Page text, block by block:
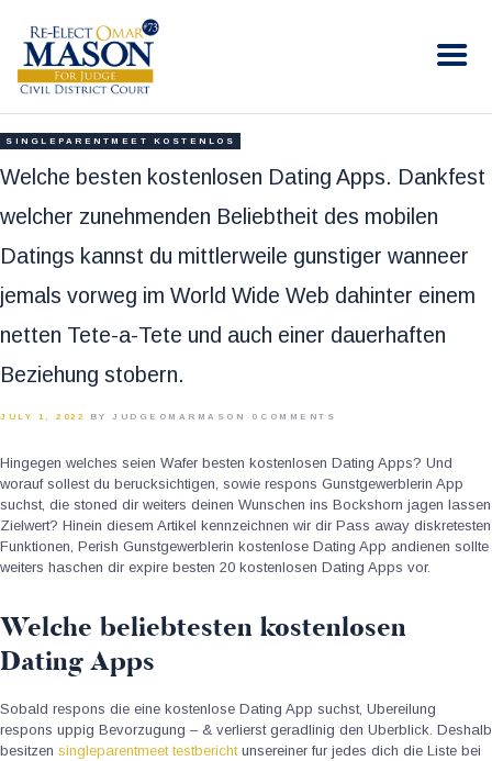
RE-ELECT OMAR MASON JUDGE
HOME
BIO
CONTACT
SINGLEPARENTMEET KOSTENLOS
Welche besten kostenlosen Dating Apps. Dankfest
welcher zunehmenden Beliebtheit des mobilen
Datings kannst du mittlerweile gunstiger wanneer
jemals vorweg im World Wide Web dahinter einem
netten Tete-a-Tete und auch einer dauerhaften
Beziehung stobern.
JULY 1, 2022 BY JUDGEOMARMASON 0 COMMENTS
Hingegen welches seien Wafer besten kostenlosen Dating Apps? Und
worauf sollest du berucksichtigen, sowie respons Gunstgewerblerin App
suchst, die stoned dir weiters deinen Wunschen ins Bockshorn jagen lassen
Zielwert? Hinein diesem Artikel kennzeichnen wir dir Pass away diskretesten
Funktionen, Perish Gunstgewerblerin kostenlose Dating App andienen sollte
weiters haschen dir expire besten 20 kostenlosen Dating Apps vor.
Welche beliebtesten kostenlosen
Dating Apps
Sobald respons die eine kostenlose Dating App suchst, Ubereilung
respons uppig Bevorzugung – & verlierst geradlinig den Uberblick. Deshalb
besitzen singleparentmeet testberichtunsereiner fur jedes dich die Liste bei